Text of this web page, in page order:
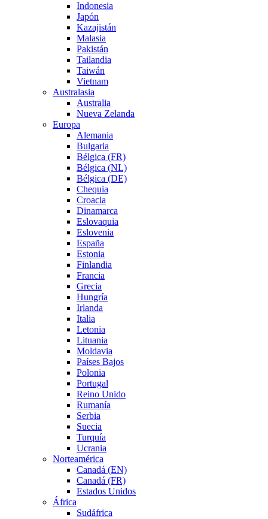
Indonesia
Japón
Kazajistán
Malasia
Pakistán
Tailandia
Taiwán
Vietnam
Australasia
Australia
Nueva Zelanda
Europa
Alemania
Bulgaria
Bélgica (FR)
Bélgica (NL)
Bélgica (DE)
Chequia
Croacia
Dinamarca
Eslovaquia
Eslovenia
España
Estonia
Finlandia
Francia
Grecia
Hungría
Irlanda
Italia
Letonia
Lituania
Moldavia
Países Bajos
Polonia
Portugal
Reino Unido
Rumanía
Serbia
Suecia
Turquía
Ucrania
Norteamérica
Canadá (EN)
Canadá (FR)
Estados Unidos
África
Sudáfrica